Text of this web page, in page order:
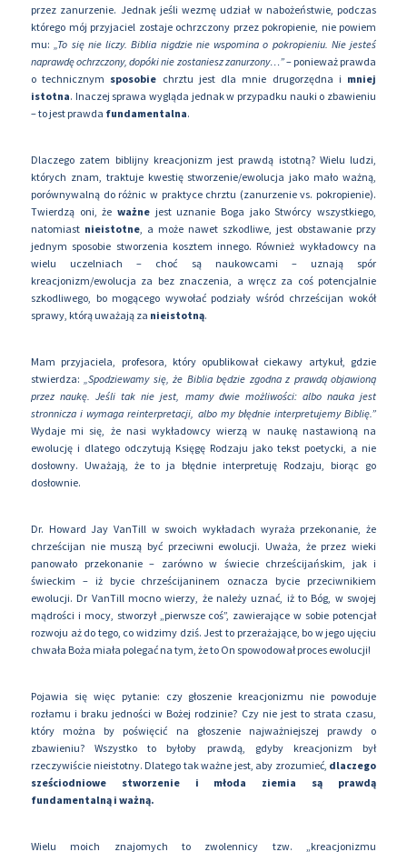
przez zanurzenie. Jednak jeśli wezmę udział w nabożeństwie, podczas
którego mój przyjaciel zostaje ochrzczony przez pokropienie, nie powiem
mu:
„To się nie liczy. Biblia nigdzie nie wspomina o pokropieniu. Nie jesteś
naprawdę ochrzczony, dopóki nie zostaniesz zanurzony…”– ponieważ prawda
o technicznym sposobie chrztu jest dla mnie drugorzędna i mniej
istotna. Inaczej sprawa wygląda jednak w przypadku nauki o zbawieniu
– to jest prawda fundamentalna.
Dlaczego zatem biblijny kreacjonizm jest prawdą istotną? Wielu ludzi,
których znam, traktuje kwestię stworzenie/ewolucja jako mało ważną,
porównywalną do różnic w praktyce chrztu (zanurzenie vs. pokropienie).
Twierdzą oni, że ważne jest uznanie Boga jako Stwórcy wszystkiego,
natomiast nieistotne , a może nawet szkodliwe, jest obstawanie przy
jednym sposobie stworzenia kosztem innego. Również wykładowcy na
wielu uczelniach – choć są naukowcami – uznają spór
kreacjonizm/ewolucja za bez znaczenia, a wręcz za coś potencjalnie
szkodliwego, bo mogącego wywołać podziały wśród chrześcijan wokół
sprawy, którą uważają za nieistotną.
Mam przyjaciela, profesora, który opublikował ciekawy artykuł, gdzie
stwierdza:
„Spodziewamy się, że Biblia będzie zgodna z prawdą objawioną
przez naukę. Jeśli tak nie jest, mamy dwie możliwości: albo nauka jest
stronnicza i wymaga reinterpretacji, albo my błędnie interpretujemy Biblię.”
Wydaje mi się, że nasi wykładowcy wierzą w naukę nastawioną na
ewolucję i dlatego odczytują Księgę Rodzaju jako tekst poetycki, a nie
dosłowny. Uważają, że to ja błędnie interpretuję Rodzaju, biorąc go
dosłownie.
Dr. Howard Jay VanTill w swoich wykładach wyraża przekonanie, że
chrześcijan nie muszą być przeciwni ewolucji. Uważa, że przez wieki
panowało przekonanie – zarówno w świecie chrześcijańskim, jak i
świeckim – iż bycie chrześcijaninem oznacza bycie przeciwnikiem
ewolucji. Dr VanTill mocno wierzy, że należy uznać, iż to Bóg, w swojej
mądrości i mocy, stworzył „pierwsze coś”, zawierające w sobie potencjał
rozwoju aż do tego, co widzimy dziś. Jest to przerażające, bo w jego ujęciu
chwała Boża miała polegać na tym, że to On spowodował proces ewolucji!
Pojawia się więc pytanie: czy głoszenie kreacjonizmu nie powoduje
rozłamu i braku jedności w Bożej rodzinie? Czy nie jest to strata czasu,
który można by poświęcić na głoszenie najważniejszej prawdy o
zbawieniu? Wszystko to byłoby prawdą, gdyby kreacjonizm był
rzeczywiście nieistotny. Dlatego tak ważne jest, aby zrozumieć, dlaczego
sześciodniowe stworzenie i młoda ziemia są prawdą
fundamentalną i ważną.
Wielu moich znajomych to zwolennicy tzw. „kreacjonizmu